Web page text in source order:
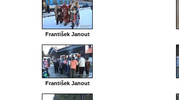
František Janout
František Janout